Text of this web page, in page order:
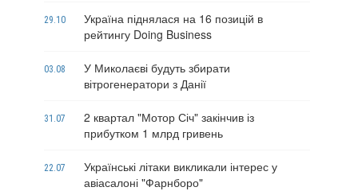
29.10
Україна піднялася на 16 позицій в
рейтингу Doing Business
03.08
У Миколаєві будуть збирати
вітрогенератори з Данії
31.07
2 квартал "Мотор Січ" закінчив із
прибутком 1 млрд гривень
22.07
Українські літаки викликали інтерес у
авіасалоні "Фарнборо"